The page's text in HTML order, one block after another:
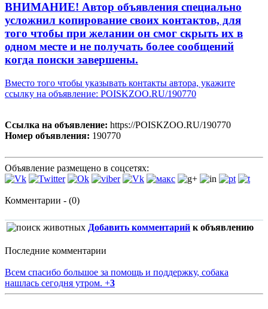
ВНИМАНИЕ! Автор объявления специально
усложнил копирование своих контактов, для
того чтобы при желании он смог скрыть их в
одном месте и не получать более сообщений
когда поиски завершены.
Вместо того чтобы указывать контакты автора, укажите
ссылку на объявление: POISKZOO.RU/190770
Ссылка на объявление: https://POISKZOO.RU/190770
Номер объявления: 190770
Объявление размещено в соцсетях:
Комментарии - (0)
Добавить комментарий к объявлению
Последние комментарии
Всем спасибо большое за помощь и поддержку, собака
нашлась сегодня утром. +3